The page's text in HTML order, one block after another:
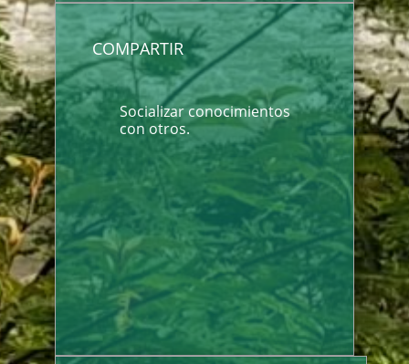
COMPARTIR
Socializar conocimientos
con otros.